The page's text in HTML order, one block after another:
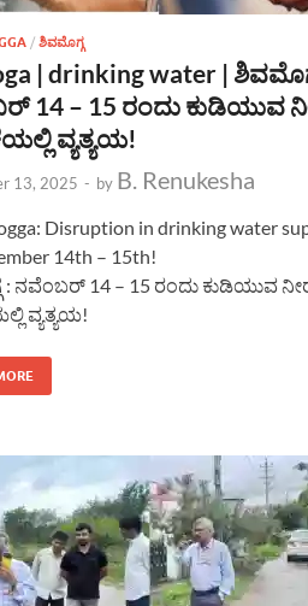
/ ಶಿವಮೊಗ್ಗ
| drinking water |
14 – 15 ರಂದು ಕುಡಿಯುವ
ವ್ಯತ್ಯಯ!
13, 2025 - by B. Renukesha
Disruption in drinking water
14th – 15th!
: ನವೆಂಬರ್ 14 – 15 ರಂದು ಕುಡಿಯುವ
ವ್ಯತ್ಯಯ!